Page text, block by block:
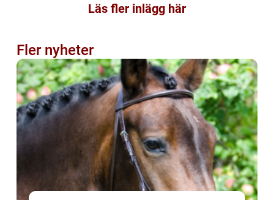
Läs fler inlägg här
Fler nyheter